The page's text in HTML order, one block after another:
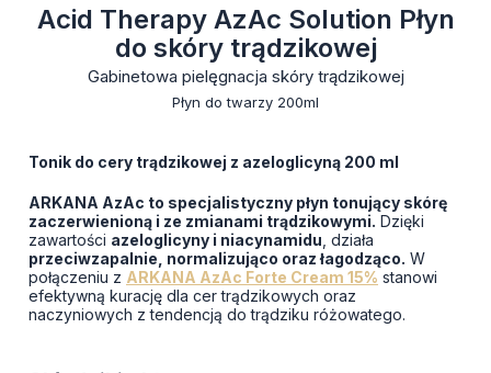
Acid Therapy AzAc Solution Płyn
do skóry trądzikowej
Gabinetowa pielęgnacja skóry trądzikowej
Płyn do twarzy 200ml
Tonik do cery trądzikowej z azeloglicyną 200 ml
ARKANA AzAc to specjalistyczny płyn tonujący skórę
zaczerwienioną i ze zmianami trądzikowymi. Dzięki
zawartości azeloglicyny i niacynamidu , działa
przeciwzapalnie, normalizująco oraz łagodząco. W
połączeniu z ARKANA AzAc Forte Cream 15% stanowi
efektywną kurację dla cer trądzikowych oraz
naczyniowych z tendencją do trądziku różowatego.